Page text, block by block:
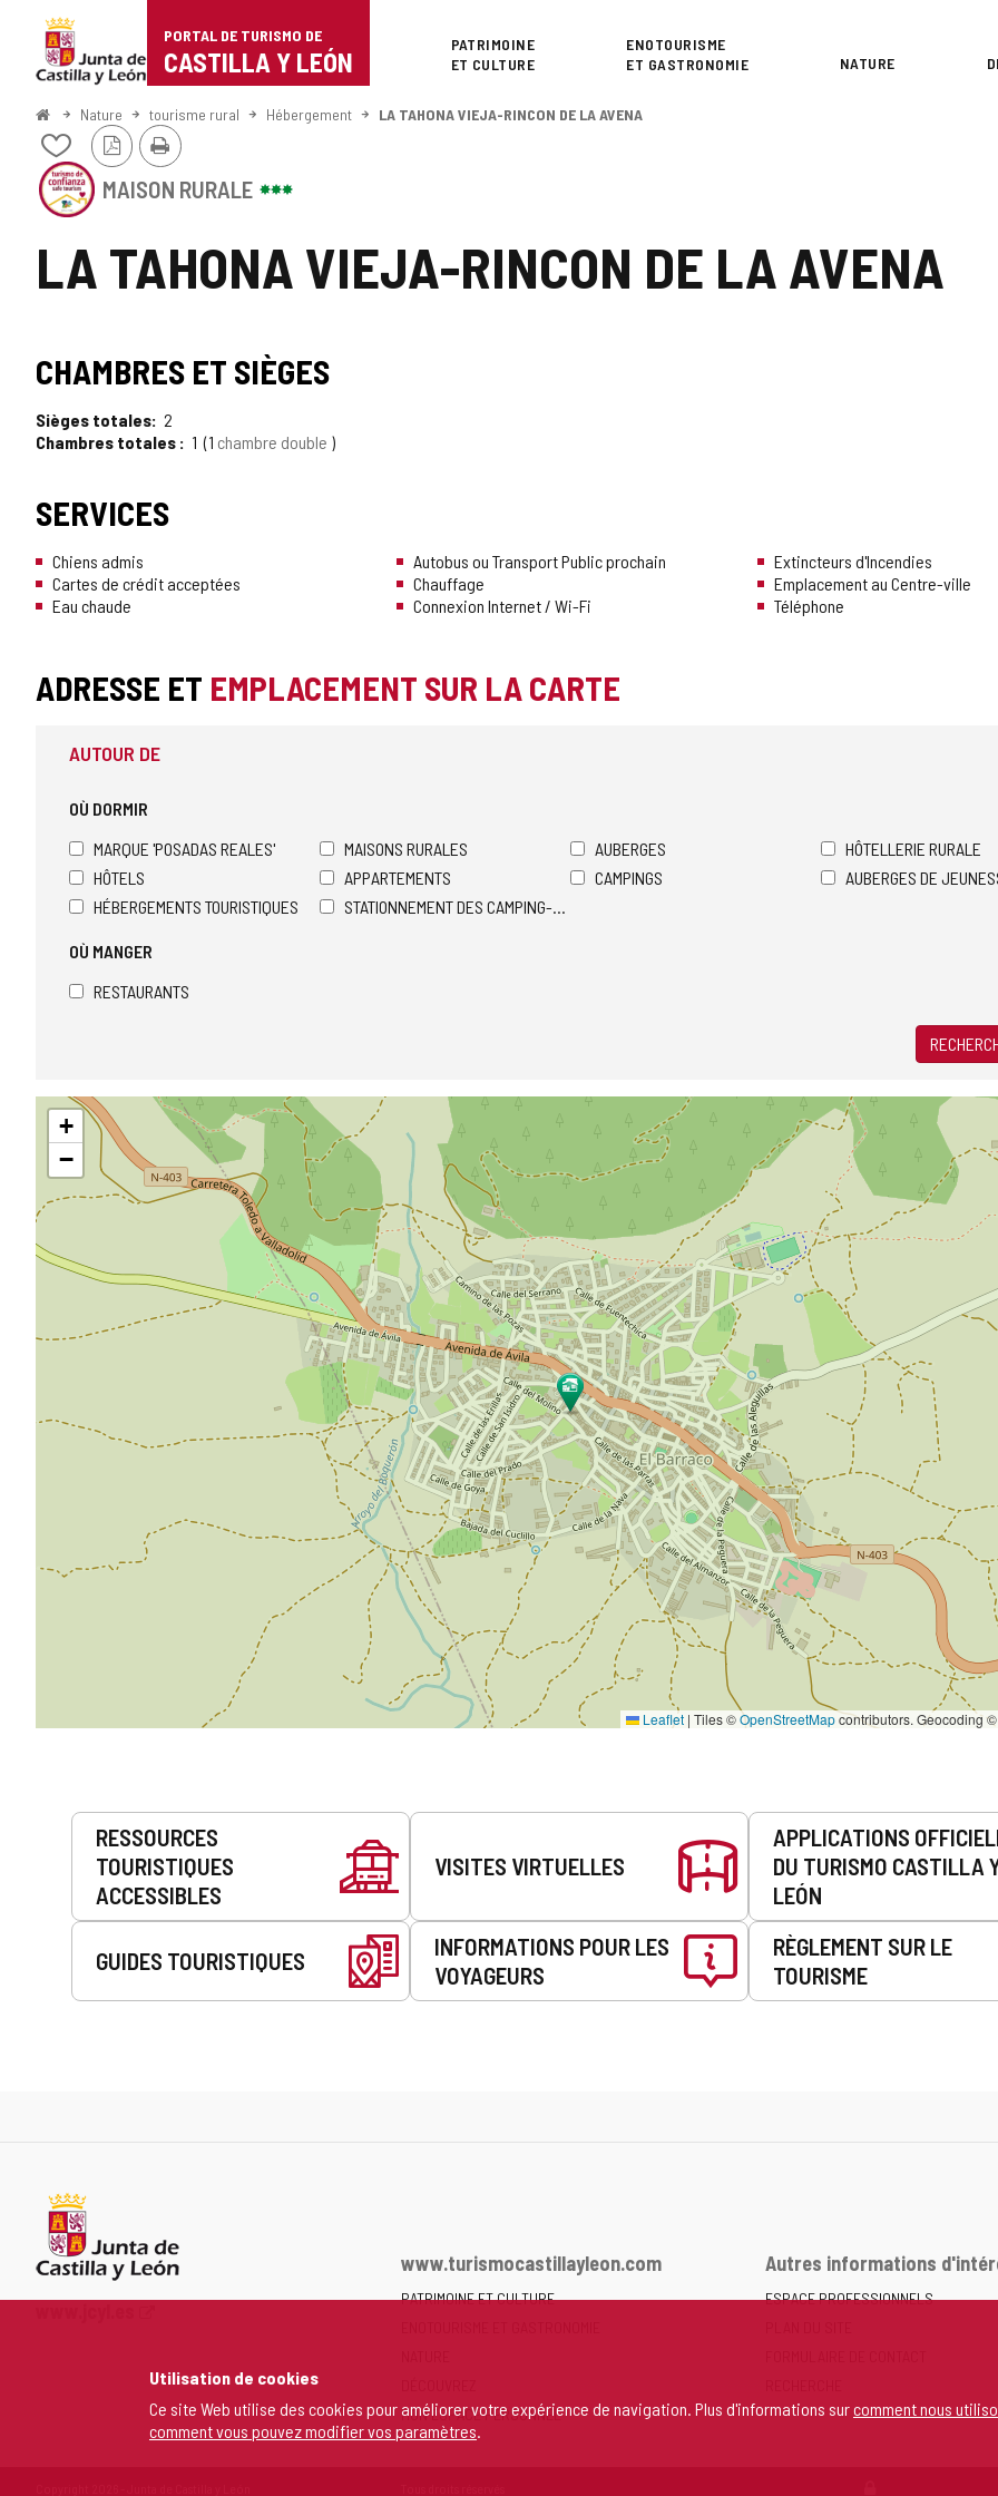
Utilisation de cookies
Ce site Web utilise des cookies pour améliorer votre expérience de navigation. Plus d'informations surcomment nous
comment vous pouvez modifier vos paramètres.
Portal
de
Turismo
Castilla
León
PORTAL DE TURISMO DE
CASTILLA Y LEÓN
Superior
PATRIMOINE
ET CULTURE
ENOTOURISME
ET GASTRONOMIE
NATURE
<
Accueil
Nature tourisme rural Hébergement LA TAHONA VIEJA-RINCON DE LA AVENA
LA TAHONA VIEJA-RINCON DE LA AVENA
Ajouter/retirer
le
contenu
de
Version
PDF
Imprimer
TIPO
MAISON RURALE
SCEAU
DE
TOURISME
CONFIANCE
Cet
établissement
SCEAU
DE
CASTILLA
LEÓN
CHAMBRES ET SIÈGES
Sièges totales 2
Chambres totales
1 1 chambre double
SERVICES
Chiens admis
Cartes de crédit acceptées
Eau chaude
Autobus ou Transport Public prochain
Chauffage
Connexion Internet / Wi-Fi
Extincteurs d'Incendies
Emplacement au Centre-ville
Téléphone
ADRESSE ET EMPLACEMENT SUR LA CARTE
AUTOUR DE
OÙ DORMIR
MARQUE 'POSADAS REALES'
MAISONS RURALES AUBERGES
HÔTELLERIE RURALE
HÔTELS
APPARTEMENTS CAMPINGS
AUBERGES DE
HÉBERGEMENTS TOURISTIQUES
STATIONNEMENT DES CAMPING-CARS
OÙ MANGER
RESTAURANTS
Sauter
+
−
Leaflet | Tiles ©OpenStreetMapcontributors. Geocoding ©
Prestations
RESSOURCES
TOURISTIQUES
ACCESSIBLES
VISITES VIRTUELLES
APPLICATIONS
DU TURISMO CASTILLA
LEÓN
GUIDES TOURISTIQUES
INFORMATIONS POUR LES
VOYAGEURS
RÈGLEMENT SUR LE
TOURISME
www.turismocastillayleon.com
PATRIMOINE ET CULTURE
MON ESPACE PERSONNEL
Autres informations
ESPACE PROFESSIONNELS